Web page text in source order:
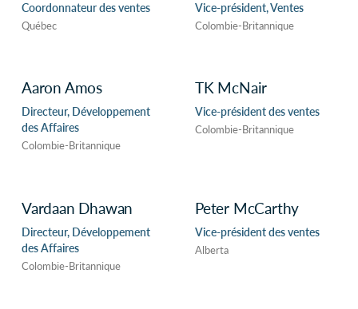
Coordonnateur des ventes
Québec
Vice-président, Ventes
Colombie-Britannique
Aaron Amos
Directeur, Développement
des Affaires
Colombie-Britannique
TK McNair
Vice-président des ventes
Colombie-Britannique
Vardaan Dhawan
Directeur, Développement
des Affaires
Colombie-Britannique
Peter McCarthy
Vice-président des ventes
Alberta